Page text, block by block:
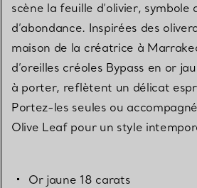
scène la feuille d’olivier, symbole
d’abondance. Inspirées des
maison de la créatrice à
d’oreilles créoles Bypass en or
à porter, reflètent un délicat
Portez-les seules ou
Olive Leaf pour un style
Or jaune 18 carats